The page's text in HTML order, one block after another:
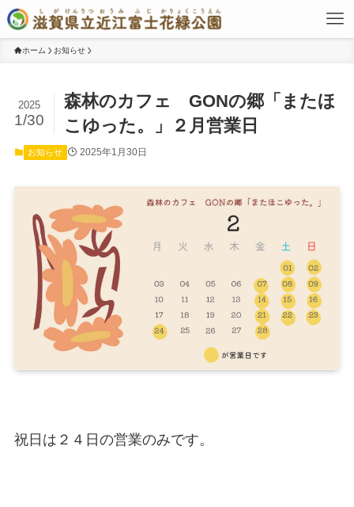
ホーム お知らせ
森林のカフェ GONの郷「またほ
こゆった。」２月営業日
2025
1/30
お知らせ 2025年1月30日
祝日は２４日の営業のみです。